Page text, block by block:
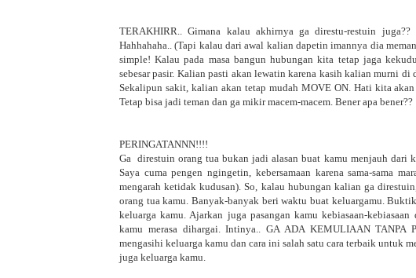
TERAKHIRR.. Gimana kalau akhirnya ga direstu-restuin
Hahhahaha.. (Tapi kalau dari awal kalian dapetin imannya dia
simple! Kalau pada masa bangun hubungan kita tetap jaga
sebesar pasir. Kalian pasti akan lewatin karena kasih kalian murni
Sekalipun sakit, kalian akan tetap mudah MOVE ON. Hati kita
Tetap bisa jadi teman dan ga mikir macem-macem. Bener apa bener??
PERINGATANNN!!!!
Ga direstuin orang tua bukan jadi alasan buat kamu menjauh dari
Saya cuma pengen ngingetin, kebersamaan karena sama-sama
mengarah ketidak kudusan). So, kalau hubungan kalian ga
orang tua kamu. Banyak-banyak beri waktu buat keluargamu.
keluarga kamu. Ajarkan juga pasangan kamu kebiasaan-
kamu merasa dihargai. Intinya.. GA ADA KEMULIAAN TANPA
mengasihi keluarga kamu dan cara ini salah satu cara terbaik untuk
juga keluarga kamu.